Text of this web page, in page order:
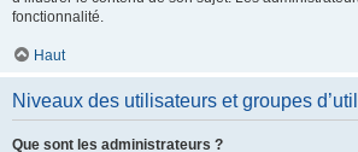
fonctionnalité.
Haut
Niveaux des utilisateurs et groupes
Que sont les administrateurs ?